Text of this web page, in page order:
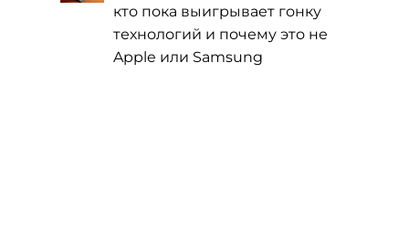
кто пока выигрывает гонку
технологий и почему это не
Apple или Samsung